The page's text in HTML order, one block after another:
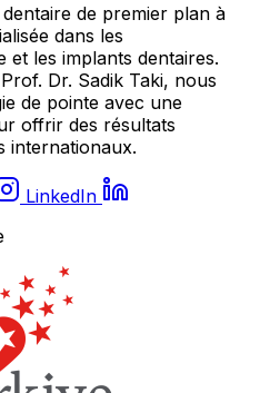
de premier plan à
dans les
les implants dentaires.
Dr. Sadik Taki, nous
de pointe avec une
offrir des résultats
internationaux.
LinkedIn